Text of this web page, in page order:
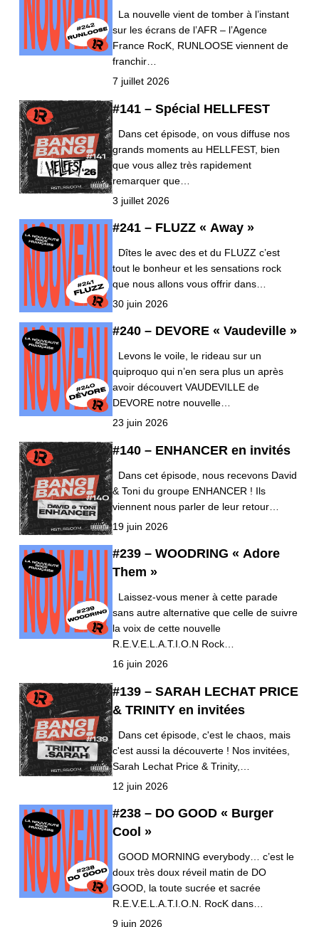
La nouvelle vient de tomber à l’instant
sur les écrans de l’AFR – l’Agence
France RocK, RUNLOOSE viennent de
franchir…
7 juillet 2026
#141 – Spécial HELLFEST
Dans cet épisode, on vous diffuse nos
grands moments au HELLFEST, bien
que vous allez très rapidement
remarquer que…
3 juillet 2026
#241 – FLUZZ « Away »
Dîtes le avec des et du FLUZZ c’est
tout le bonheur et les sensations rock
que nous allons vous offrir dans…
30 juin 2026
#240 – DEVORE « Vaudeville »
Levons le voile, le rideau sur un
quiproquo qui n’en sera plus un après
avoir découvert VAUDEVILLE de
DEVORE notre nouvelle…
23 juin 2026
#140 – ENHANCER en invités
Dans cet épisode, nous recevons David
& Toni du groupe ENHANCER ! Ils
viennent nous parler de leur retour…
19 juin 2026
#239 – WOODRING « Adore
Them »
Laissez-vous mener à cette parade
sans autre alternative que celle de suivre
la voix de cette nouvelle
R.E.V.E.L.A.T.I.O.N Rock…
16 juin 2026
#139 – SARAH LECHAT PRICE
& TRINITY en invitées
Dans cet épisode, c'est le chaos, mais
c'est aussi la découverte ! Nos invitées,
Sarah Lechat Price & Trinity,…
12 juin 2026
#238 – DO GOOD « Burger
Cool »
GOOD MORNING everybody… c’est le
doux très doux réveil matin de DO
GOOD, la toute sucrée et sacrée
R.E.V.E.L.A.T.I.O.N. RocK dans…
9 juin 2026